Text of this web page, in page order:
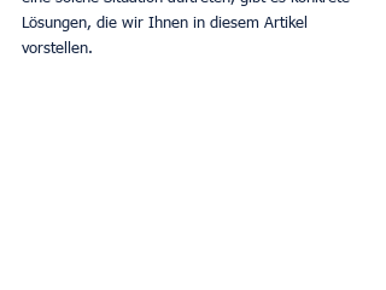
Lösungen, die wir Ihnen in diesem Artikel
vorstellen.